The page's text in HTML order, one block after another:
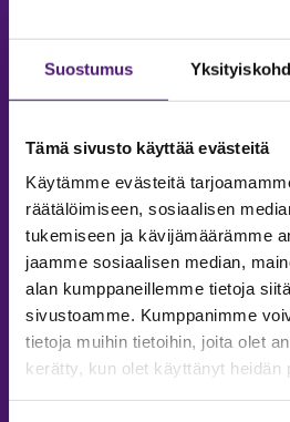
Suostumus
Tämä sivusto käyttää evästeitä
Käytämme evästeitä
räätälöimiseen, sosiaalisen
tukemiseen ja kävijämäärämme
jaamme sosiaalisen median,
alan kumppaneillemme tietoja
sivustoamme. Kumppanimme
tietoja muihin tietoihin, joita olet
kerätty, kun olet käyttänyt heidän
Tiedustelut &